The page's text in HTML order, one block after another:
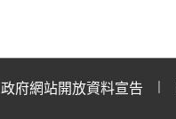
政府網站開放資料宣告